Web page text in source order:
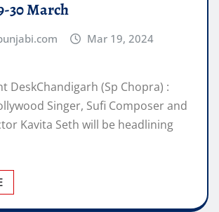
DeskChandigarh (Sp Chopra) :
Singer, Sufi Composer and
Kavita Seth will be headlining